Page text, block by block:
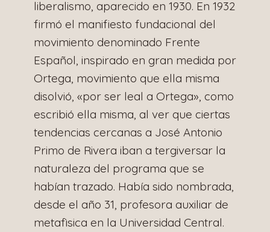
liberalismo, aparecido en 1930. En 1932
firmó el manifiesto fundacional del
movimiento denominado Frente
Español, inspirado en gran medida por
Ortega, movimiento que ella misma
disolvió, «por ser leal a Ortega», como
escribió ella misma, al ver que ciertas
tendencias cercanas a José Antonio
Primo de Rivera iban a tergiversar la
naturaleza del programa que se
habían trazado. Había sido nombrada,
desde el año 31, profesora auxiliar de
metafìsica en la Universidad Central.